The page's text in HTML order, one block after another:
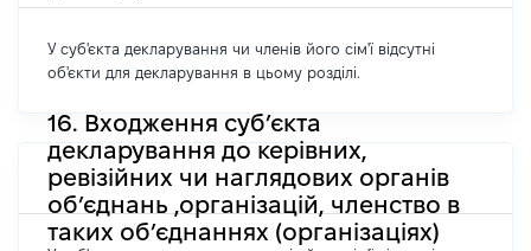
У суб'єкта декларування чи членів його сім'ї відсутні
об'єкти для декларування в цьому розділі.
16. Входження суб’єкта
декларування до керівних,
ревізійних чи наглядових органів
об’єднань ,організацій, членство в
таких об’єднаннях (організаціях)